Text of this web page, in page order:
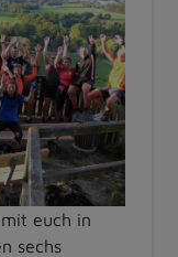
euch in
sechs